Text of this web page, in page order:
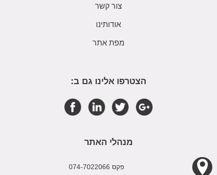
צור קשר
אודותינו
מפת אתר
הצטרפו אלינו גם ב:
מנהלי האתר
פקס 074-7022066